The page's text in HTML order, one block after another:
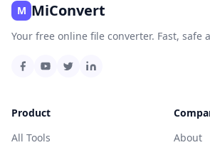
M MiConvert
Your free online file converter. Fast, safe
Product
All Tools
About